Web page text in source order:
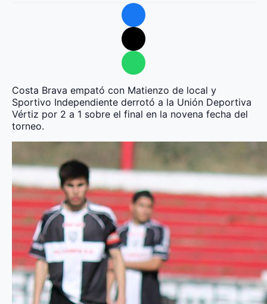
Costa Brava empató con Matienzo de local y
Sportivo Independiente derrotó a la Unión Deportiva
Vértiz por 2 a 1 sobre el final en la novena fecha del
torneo.